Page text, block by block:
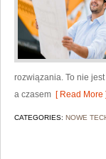
rozwiązania. To nie
a czasem [ Read More ]
CATEGORIES: NOWE